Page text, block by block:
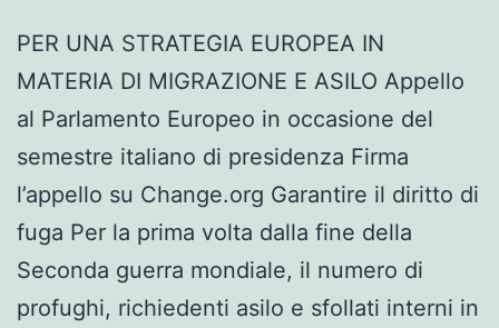
PER UNA STRATEGIA EUROPEA IN
MATERIA DI MIGRAZIONE E ASILO Appello
al Parlamento Europeo in occasione del
semestre italiano di presidenza Firma
l’appello su Change.org Garantire il diritto di
fuga Per la prima volta dalla fine della
Seconda guerra mondiale, il numero di
profughi, richiedenti asilo e sfollati interni in